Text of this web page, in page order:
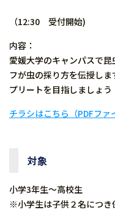
（12:30 受付開始)
内容：
愛媛大学のキャンパスで
フが虫の採り方を伝授し
プリートを目指しましょう
チラシはこちら（PDFファ
対象
小学3年生～高校生
※小学生は子供２名につき